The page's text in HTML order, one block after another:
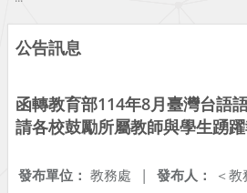
公告訊息
函轉教育部114年8月臺灣台語
請各校鼓勵所屬教師與學生踴躍
發布人： ＜
發布單位： 教務處 |